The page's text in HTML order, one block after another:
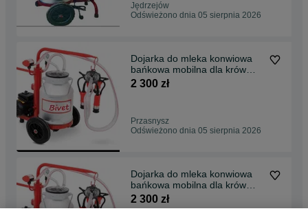
Jędrzejów
Odświeżono dnia 05 sierpnia 2026
Dojarka do mleka konwiowa
bańkowa mobilna dla krów
krowy kóz METAL 30l
2 300 zł
Przasnysz
Odświeżono dnia 05 sierpnia 2026
Dojarka do mleka konwiowa
bańkowa mobilna dla krów
krowy kóz METAL 30l
2 300 zł